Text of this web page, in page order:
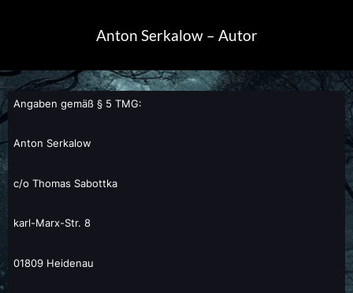
Anton Serkalow – Autor
Angaben gemäß § 5 TMG:
Anton Serkalow
c/o Thomas Sabottka
karl-Marx-Str. 8
01809 Heidenau